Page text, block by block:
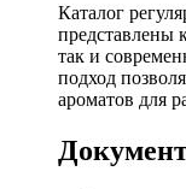
Каталог
представлены
так и
подход
ароматов для